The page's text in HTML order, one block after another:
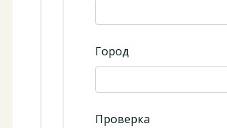
Город
Проверка